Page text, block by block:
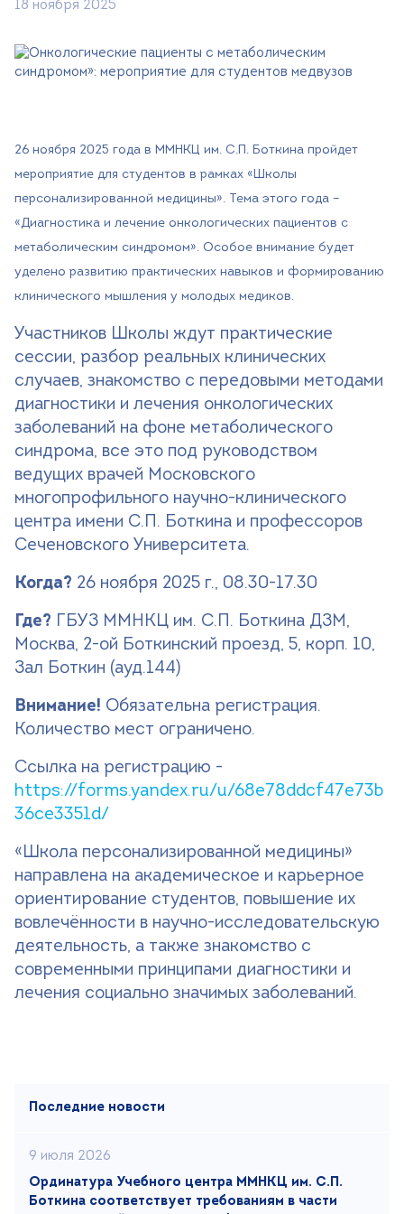
Версия для слабовидящих
+7 (800) 600-31-41
8:00-18:00 выходные
18 ноября 2025
26 ноября 2025 года в ММНКЦ им. С.П. Боткина пройдет
мероприятие для студентов в рамках «Школы
персонализированной медицины». Тема этого года –
«Диагностика и лечение онкологических пациентов с
метаболическим синдромом». Особое внимание будет
уделено развитию практических навыков и формированию
клинического мышления у молодых медиков.
Участников Школы ждут практические
сессии, разбор реальных клинических
случаев, знакомство с передовыми методами
диагностики и лечения онкологических
заболеваний на фоне метаболического
синдрома, все это под руководством
ведущих врачей Московского
многопрофильного научно-клинического
центра имени С.П. Боткина и профессоров
Сеченовского Университета.
Когда? 26 ноября 2025 г., 08.30-17.30
Где? ГБУЗ ММНКЦ им. С.П. Боткина ДЗМ,
Москва, 2-ой Боткинский проезд, 5, корп. 10,
Зал Боткин (ауд.144)
Внимание! Обязательна регистрация.
Количество мест ограничено.
Ссылка на регистрацию -
https://forms.yandex.ru/u/68e78ddcf47e73b
36ce3351d/
«Школа персонализированной медицины»
направлена на академическое и карьерное
ориентирование студентов, повышение их
вовлечённости в научно-исследовательскую
деятельность, а также знакомство с
современными принципами диагностики и
лечения социально значимых заболеваний.
Последние новости
9 июля 2026
Ординатура Учебного центра ММНКЦ им. С.П.
Боткина соответствует требованиям в части